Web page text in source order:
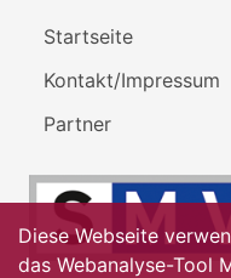
Startseite
Kontakt/Impressum
Partner
Diese Webseite
das Webanalyse-Tool